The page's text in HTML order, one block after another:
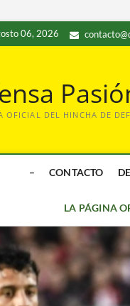
06, 2026
OFICIAL DEL HINCHA DE
– CONTACTO
LA PÁGINA